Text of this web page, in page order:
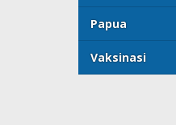
Papua
Vaksinasi